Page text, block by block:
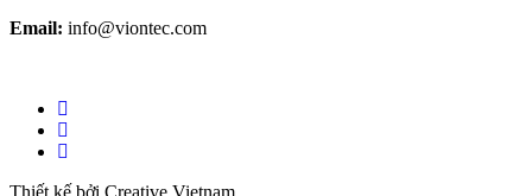
Email: info@viontec.com